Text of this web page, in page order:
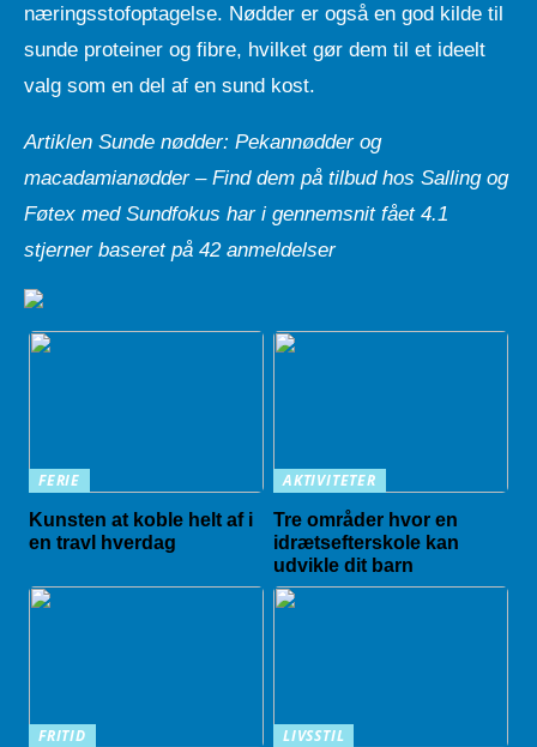
næringsstofoptagelse. Nødder er også en god kilde til
sunde proteiner og fibre, hvilket gør dem til et ideelt
valg som en del af en sund kost.
Artiklen Sunde nødder: Pekannødder og
macadamianødder – Find dem på tilbud hos Salling og
Føtex med Sundfokus har i gennemsnit fået 4.1
stjerner baseret på 42anmeldelser
FERIE
Kunsten at koble helt af i
en travl hverdag
AKTIVITETER
Tre områder hvor en
idrætsefterskole kan
udvikle dit barn
FRITID
LIVSSTIL